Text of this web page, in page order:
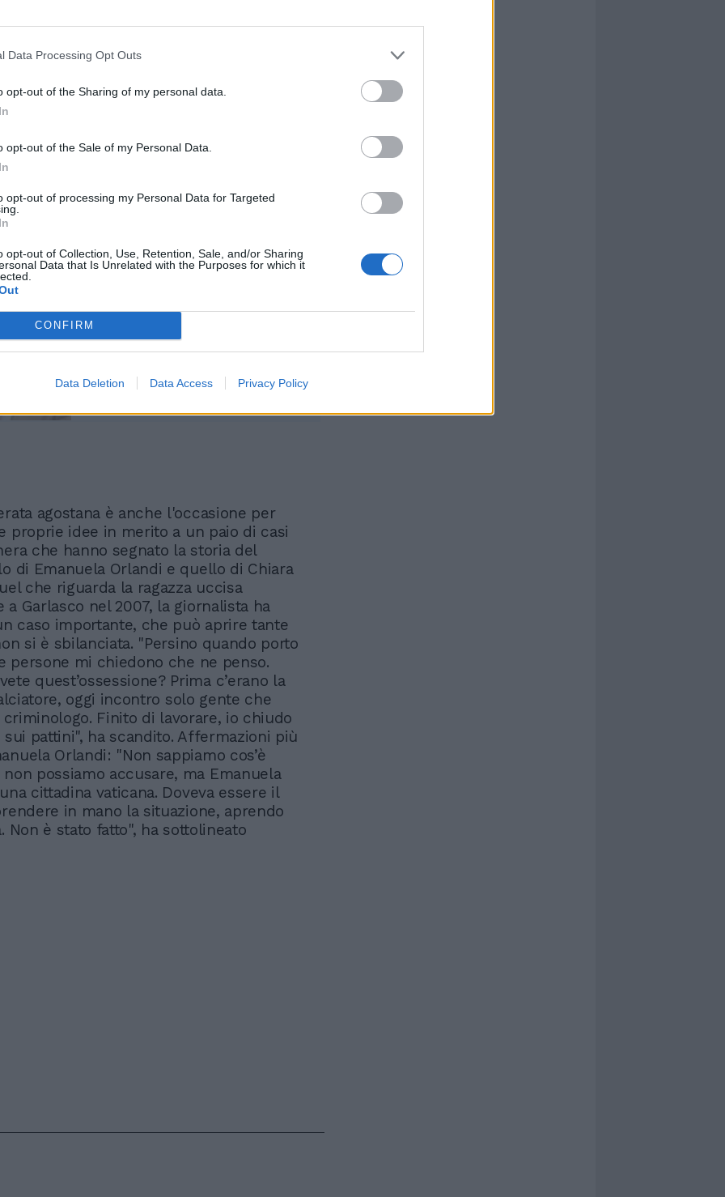
Data Processing Opt Outs
opt-out of the Sharing of my personal data.
opt-out of the Sale of my Personal Data.
opt-out of processing my Personal Data for Targeted
opt-out of Collection, Use, Retention, Sale, and/or Sharing
Data that Is Unrelated with the Purposes for which it
CONFIRM
Data Deletion Data Access Privacy Policy
sua scomparsa. "Mi sono presa querele,
l’avesse uccisa. La andavano a
Chiesi il permesso alla madre e al
a chiamarlo omicidio con
diciassette anni, lo schema di
è cambiato", ha confessato
L'avvocato di Stasi:
"Perché non finisce con
Ignoto 3". Il botta e
agostana è anche l'occasione per
proprie idee in merito a un paio di casi
che hanno segnato la storia del
di Emanuela Orlandi e quello di Chiara
che riguarda la ragazza uccisa
a Garlasco nel 2007, la giornalista ha
caso importante, che può aprire tante
si è sbilanciata. "Persino quando porto
persone mi chiedono che ne penso.
quest’ossessione? Prima c’erano la
oggi incontro solo gente che
Finito di lavorare, io chiudo
pattini", ha scandito. Affermazioni più
Orlandi: "Non sappiamo cos’è
possiamo accusare, ma Emanuela
cittadina vaticana. Doveva essere il
in mano la situazione, aprendo
Non è stato fatto", ha sottolineato